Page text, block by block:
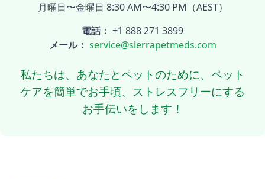
月曜日〜金曜日 8:30 AM〜4:30 PM（AEST）
電話： +1 888 271 3899
メール： service@sierrapetmeds.com
私たちは、あなたとペットのために、ペット
ケアを簡単でお手頃、ストレスフリーにする
お手伝いをします！